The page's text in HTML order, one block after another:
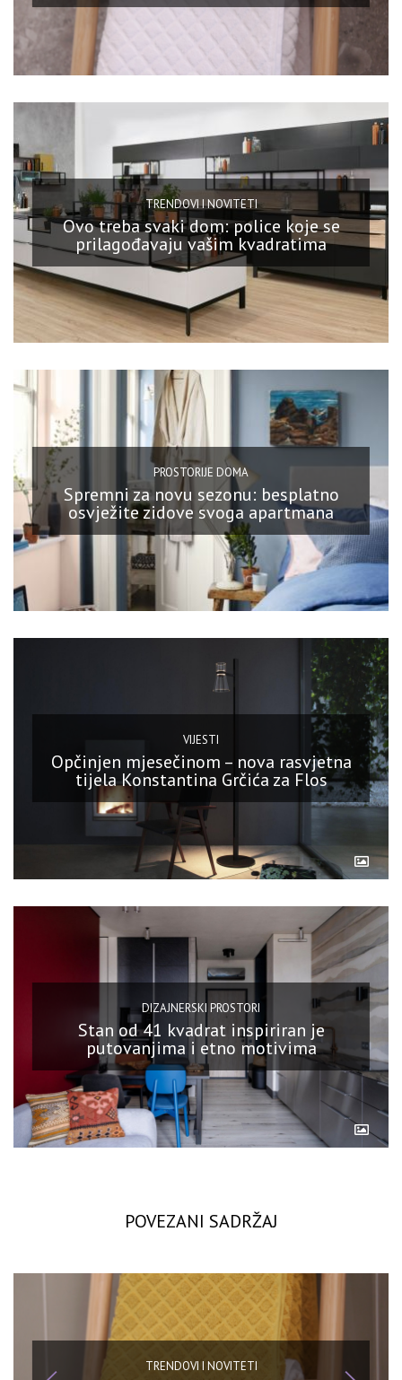
TRENDOVI I NOVITETI
Ovo treba svaki dom: police koje se
prilagođavaju vašim kvadratima
PROSTORIJE DOMA
Spremni za novu sezonu: besplatno
osvježite zidove svoga apartmana
VIJESTI
Opčinjen mjesečinom – nova rasvjetna
tijela Konstantina Grčića za Flos
DIZAJNERSKI PROSTORI
Stan od 41 kvadrat inspiriran je
putovanjima i etno motivima
POVEZANI SADRŽAJ
TRENDOVI I NOVITETI